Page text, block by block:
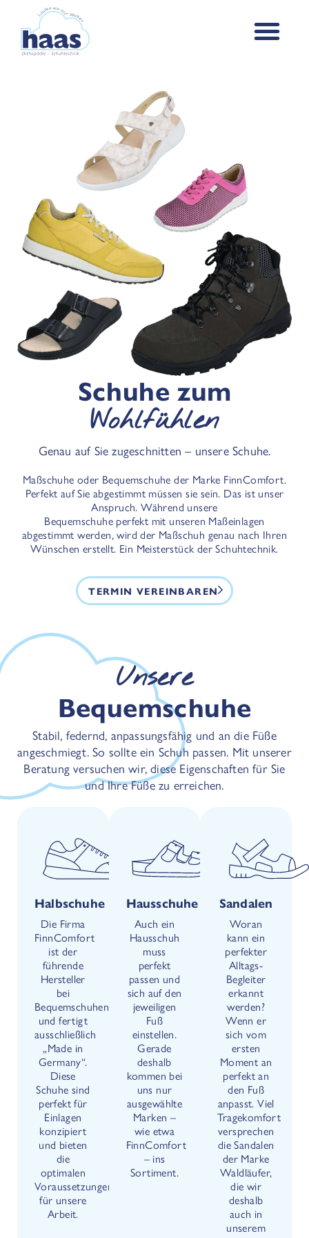
Schuhe zum
Wohlfühlen
Genau auf Sie zugeschnitten – unsere Schuhe.
Maßschuhe oder Bequemschuhe der Marke FinnComfort.
Perfekt auf Sie abgestimmt müssen sie sein. Das ist unser
Anspruch. Während unsere
Bequemschuhe perfekt mit unseren Maßeinlagen
abgestimmt werden, wird der Maßschuh genau nach Ihren
Wünschen erstellt. Ein Meisterstück der Schuhtechnik.
TERMIN VEREINBAREN
Unsere
Bequemschuhe
Stabil, federnd, anpassungsfähig und an die Füße
angeschmiegt. So sollte ein Schuh passen. Mit unserer
Beratung versuchen wir, diese Eigenschaften für Sie
und Ihre Füße zu erreichen.
Halbschuhe
Die Firma
FinnComfort
ist der
führende
Hersteller
bei
Bequemschuhen
und fertigt
ausschließlich
„Made in
Germany“.
Diese
Schuhe sind
perfekt für
Einlagen
konzipiert
und bieten
die
optimalen
Voraussetzungen
für unsere
Arbeit.
Hausschuhe
Auch ein
Hausschuh
muss
perfekt
passen und
sich auf den
jeweiligen
Fuß
einstellen.
Gerade
deshalb
kommen bei
uns nur
ausgewählte
Marken –
wie etwa
FinnComfort
– ins
Sortiment.
Sandalen
Woran
kann ein
perfekter
Alltags-
Begleiter
erkannt
werden?
Wenn er
sich vom
ersten
Moment an
perfekt an
den Fuß
anpasst. Viel
Tragekomfort
versprechen
die Sandalen
der Marke
Waldläufer,
die wir
deshalb
auch in
unserem